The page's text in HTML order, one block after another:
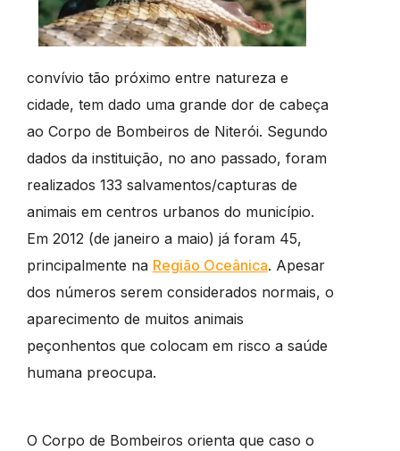
convívio tão próximo entre natureza e
cidade, tem dado uma grande dor de cabeça
ao Corpo de Bombeiros de Niterói. Segundo
dados da instituição, no ano passado, foram
realizados 133 salvamentos/capturas de
animais em centros urbanos do município.
Em 2012 (de janeiro a maio) já foram 45,
principalmente na Região Oceânica. Apesar
dos números serem considerados normais, o
aparecimento de muitos animais
peçonhentos que colocam em risco a saúde
humana preocupa.
O Corpo de Bombeiros orienta que caso o